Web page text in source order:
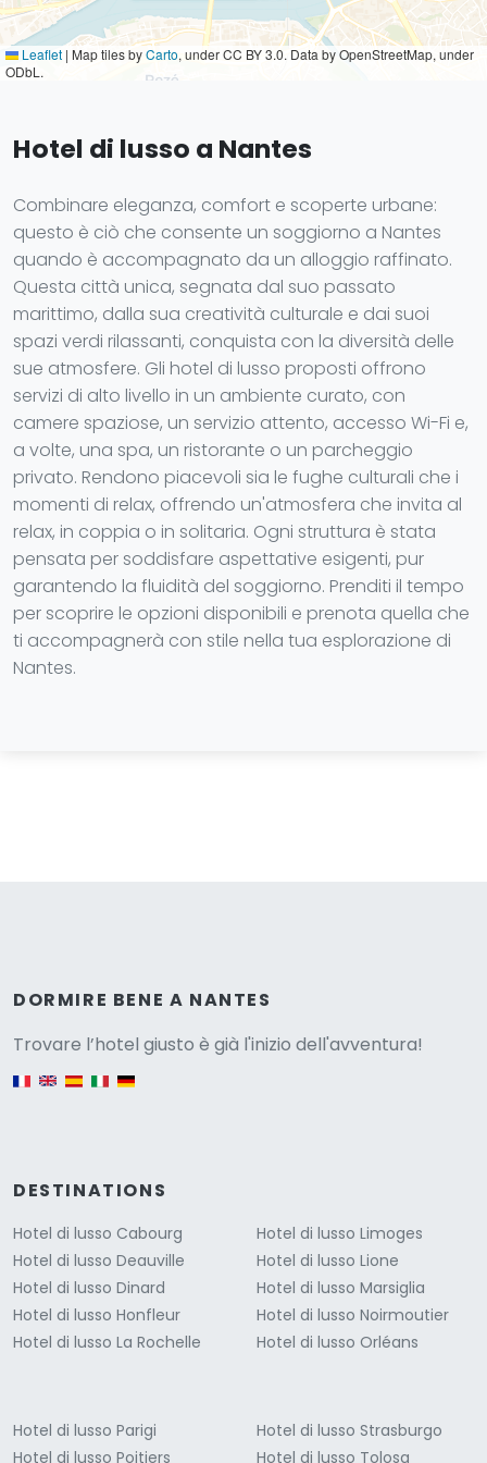
Leaflet | Map tiles byCarto, under CC BY 3.0. Data by OpenStreetMap, under
ODbL.
Hotel di lusso a Nantes
Combinare eleganza, comfort e scoperte urbane:
questo è ciò che consente un soggiorno a Nantes
quando è accompagnato da un alloggio raffinato.
Questa città unica, segnata dal suo passato
marittimo, dalla sua creatività culturale e dai suoi
spazi verdi rilassanti, conquista con la diversità delle
sue atmosfere. Gli hotel di lusso proposti offrono
servizi di alto livello in un ambiente curato, con
camere spaziose, un servizio attento, accesso Wi-Fi e,
a volte, una spa, un ristorante o un parcheggio
privato. Rendono piacevoli sia le fughe culturali che i
momenti di relax, offrendo un'atmosfera che invita al
relax, in coppia o in solitaria. Ogni struttura è stata
pensata per soddisfare aspettative esigenti, pur
garantendo la fluidità del soggiorno. Prenditi il tempo
per scoprire le opzioni disponibili e prenota quella che
ti accompagnerà con stile nella tua esplorazione di
Nantes.
DORMIRE BENE A NANTES
Trovare l’hotel giusto è già l'inizio dell'avventura!
DESTINATIONS
Hotel di lusso Cabourg
Hotel di lusso Deauville
Hotel di lusso Dinard
Hotel di lusso Honfleur
Hotel di lusso La Rochelle
Hotel di lusso Limoges
Hotel di lusso Lione
Hotel di lusso Marsiglia
Hotel di lusso Noirmoutier
Hotel di lusso Orléans
Hotel di lusso Parigi
Hotel di lusso Poitiers
Hotel di lusso Strasburgo
Hotel di lusso Tolosa